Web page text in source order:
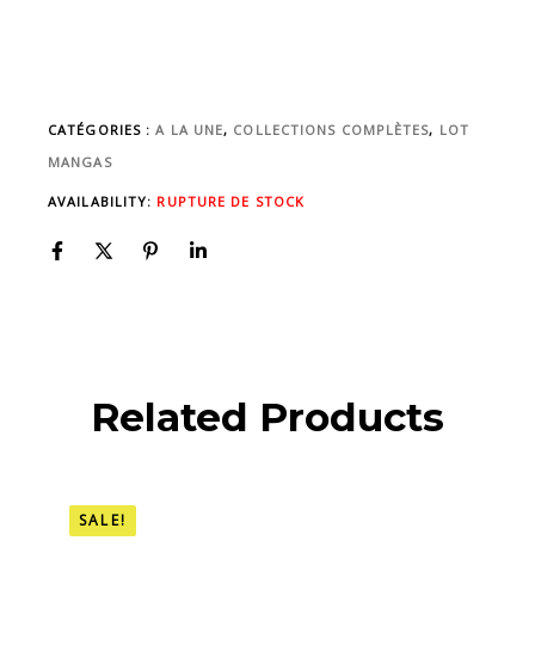
CATÉGORIES :A LA UNE, COLLECTIONS COMPLÈTES, LOT
MANGAS
AVAILABILITY: RUPTURE DE STOCK
Related Products
SALE!